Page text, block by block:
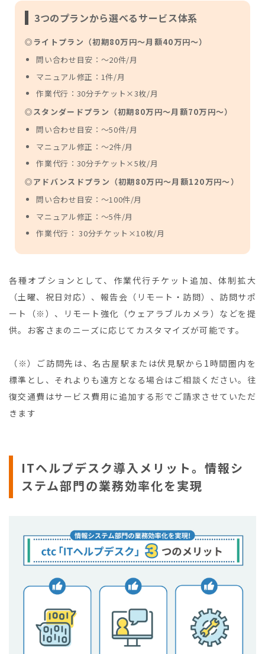
3つのプランから選べるサービス体系
◎ライトプラン（初期80万円～月額40万円～）
問い合わせ目安：〜20件/月
マニュアル修正：1件/月
作業代行：30分チケット×3枚/月
◎スタンダードプラン（初期80万円～月額70万円～）
問い合わせ目安：〜50件/月
マニュアル修正：〜2件/月
作業代行：30分チケット×5枚/月
◎アドバンスドプラン（初期80万円～月額120万円～）
問い合わせ目安：〜100件/月
マニュアル修正：〜5件/月
作業代行： 30分チケット×10枚/月
各種オプションとして、作業代行チケット追加、体制拡大
（土曜、祝日対応）、報告会（リモート・訪問）、訪問サポ
ート（※）、リモート強化（ウェアラブルカメラ）などを提
供。お客さまのニーズに応じてカスタマイズが可能です。
（※）ご訪問先は、名古屋駅または伏見駅から1時間圏内を
標準とし、それよりも遠方となる場合はご相談ください。往
復交通費はサービス費用に追加する形でご請求させていただ
きます
ITヘルプデスク導入メリット。情報シ
ステム部門の業務効率化を実現